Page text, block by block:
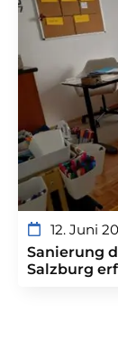
12. Juni
Sanierung
Salzburg